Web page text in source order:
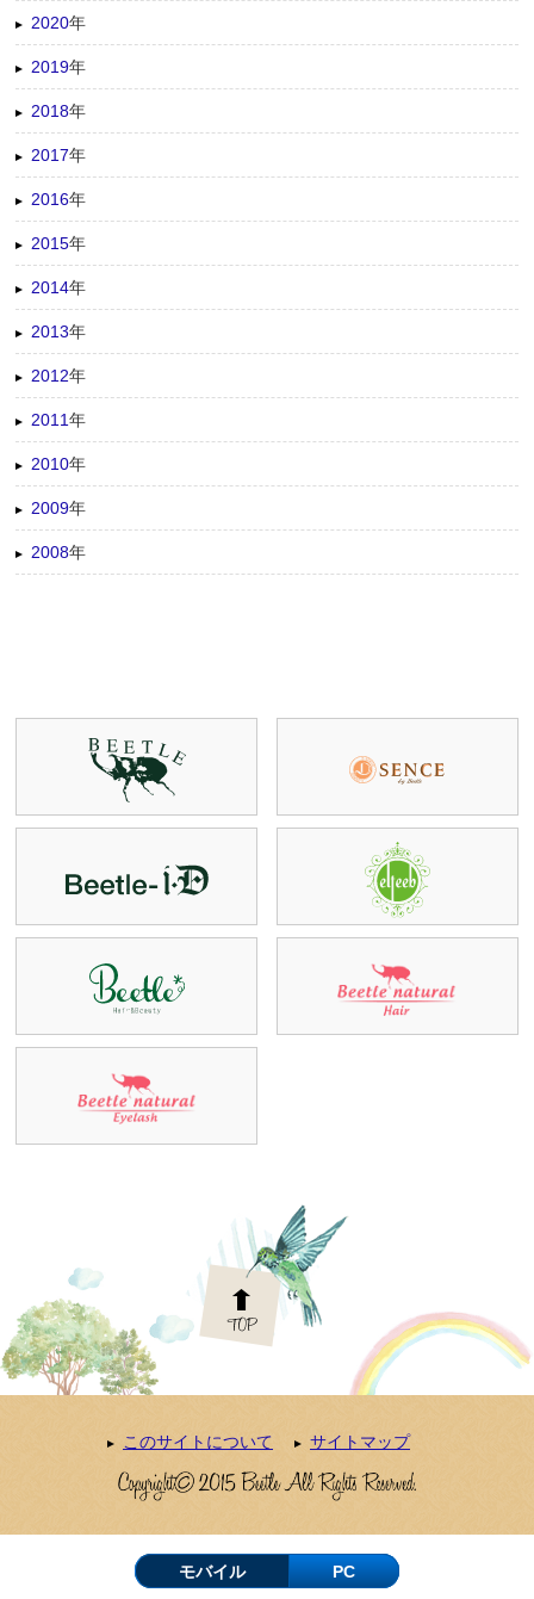
2020年
2019年
2018年
2017年
2016年
2015年
2014年
2013年
2012年
2011年
2010年
2009年
2008年
このサイトについて サイトマップ
モバイル PC